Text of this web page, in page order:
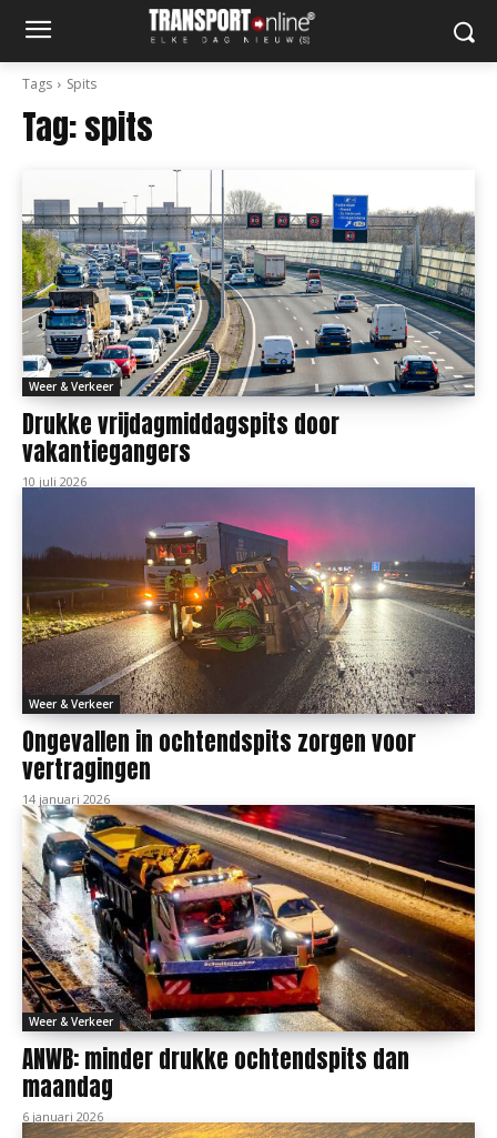
Tags Spits
Tag:spits
Weer & Verkeer
Drukke vrijdagmiddagspits door
vakantiegangers
10 juli 2026
Weer & Verkeer
Ongevallen in ochtendspits zorgen voor
vertragingen
14 januari 2026
Weer & Verkeer
ANWB: minder drukke ochtendspits dan
maandag
6 januari 2026